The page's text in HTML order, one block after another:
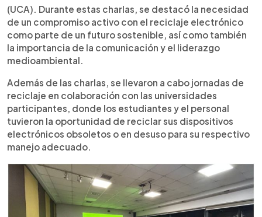
(UCA). Durante estas charlas, se destacó la necesidad
de un compromiso activo con el reciclaje electrónico
como parte de un futuro sostenible, así como también
la importancia de la comunicación y el liderazgo
medioambiental.
Además de las charlas, se llevaron a cabo jornadas de
reciclaje en colaboración con las universidades
participantes, donde los estudiantes y el personal
tuvieron la oportunidad de reciclar sus dispositivos
electrónicos obsoletos o en desuso para su respectivo
manejo adecuado.